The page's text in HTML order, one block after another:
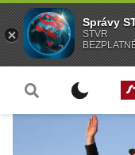
Správy
STVR